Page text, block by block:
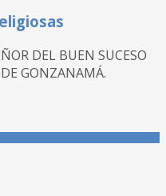
DEL BUEN SUCESO
GONZANAMÁ.